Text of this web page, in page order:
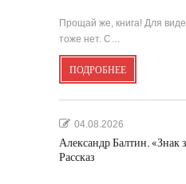
Прощай же, книга! Для
тоже нет. С…
ПОДРОБНЕЕ
04.08.2026
Александр Балтин. «Знак
Рассказ